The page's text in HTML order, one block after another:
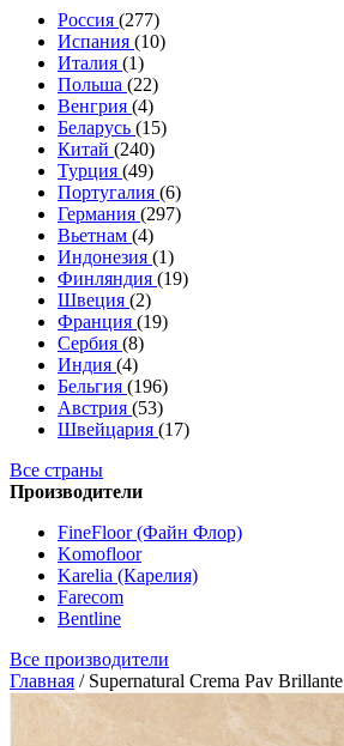
Россия (277)
Испания (10)
Италия (1)
Польша (22)
Венгрия (4)
Беларусь (15)
Китай (240)
Турция (49)
Португалия (6)
Германия (297)
Вьетнам (4)
Индонезия (1)
Финляндия (19)
Швеция (2)
Франция (19)
Сербия (8)
Индия (4)
Бельгия (196)
Австрия (53)
Швейцария (17)
Все страны
Производители
FineFloor (Файн Флор)
Komofloor
Karelia (Карелия)
Farecom
Bentline
Все производители
Главная / Supernatural Crema Pav Brillante